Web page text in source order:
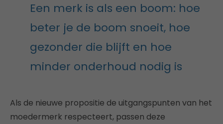
Een merk is als een boom: hoe
beter je de boom snoeit, hoe
gezonder die blijft en hoe
minder onderhoud nodig is
Als de nieuwe propositie de uitgangspunten van het
moedermerk respecteert, passen deze